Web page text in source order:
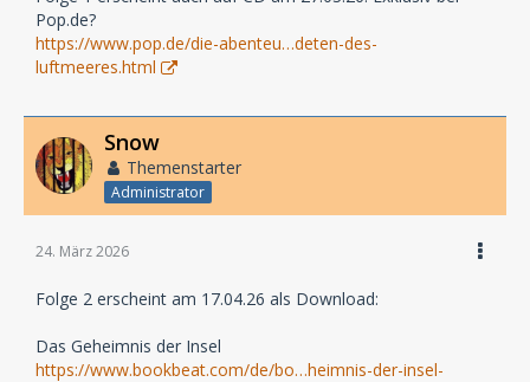
Pop.de?
https://www.pop.de/die-abenteu…deten-des-
luftmeeres.html
Snow
Themenstarter
Administrator
24. März 2026
Folge 2 erscheint am 17.04.26 als Download:
Das Geheimnis der Insel
https://www.bookbeat.com/de/bo…heimnis-der-insel-